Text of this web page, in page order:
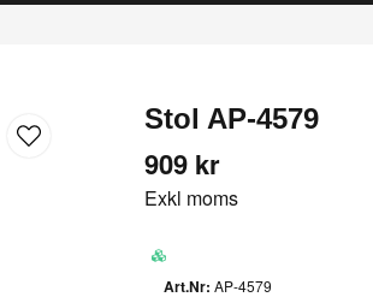
Stol AP-4579
909 kr
Exkl moms
AP-4579